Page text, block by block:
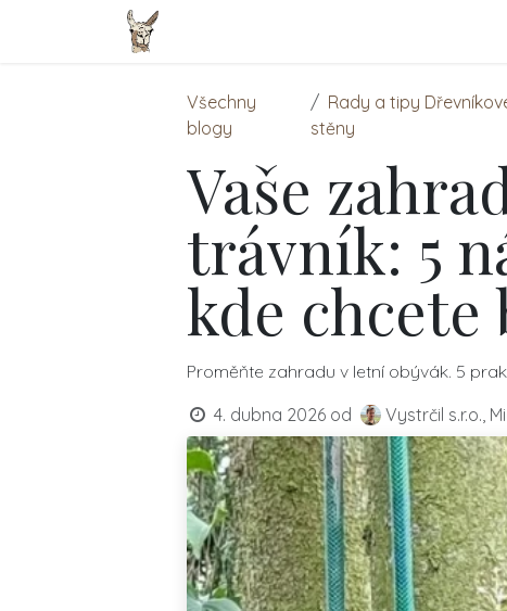
Všechny
blogy
Rady a tipy
stěny
Vaše
trávník: 5
kde chcete
Proměňte zahradu v letní obývák. 5
4. dubna 2026 od Vystrčil s.r.o.,